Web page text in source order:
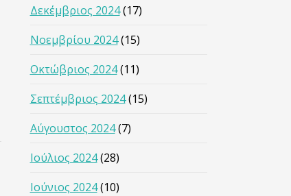
Δεκέμβριος 2024(17)
Νοεμβρίου 2024(15)
Οκτώβριος 2024(11)
Σεπτέμβριος 2024(15)
Αύγουστος 2024(7)
Ιούλιος 2024(28)
Ιούνιος 2024(10)